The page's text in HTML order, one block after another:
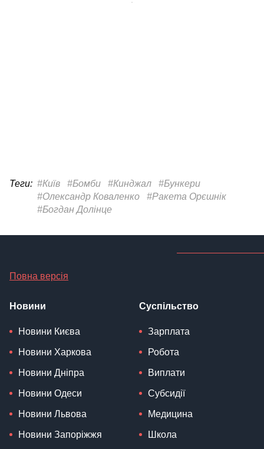
Теги: #Київ #Бомби #Кинджал
#Бункери
#Олександр Коваленко
#Ракета Орєшнік
#Богдан Долінце
Повна версія
Новини
Новини Києва
Новини Харкова
Новини Дніпра
Новини Одеси
Новини Львова
Новини Запоріжжя
Суспільство
Зарплата
Робота
Виплати
Субсидії
Медицина
Школа